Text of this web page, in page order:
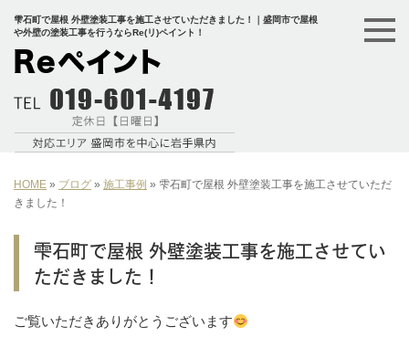
雫石町で屋根 外壁塗装工事を施工させていただきました！｜盛岡市で屋根
や外壁の塗装工事を行うならRe(リ)ペイント！
HOME » ブログ » 施工事例 » 雫石町で屋根 外壁塗装工事を施工させていただ
きました！
雫石町で屋根 外壁塗装工事を施工させてい
ただきました！
ご覧いただきありがとうございます